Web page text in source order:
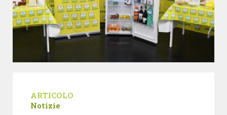
ARTICOLO
Notizie